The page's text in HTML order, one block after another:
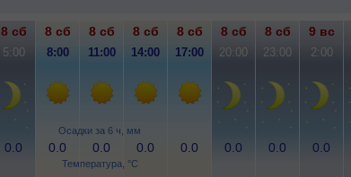
Осадки за 6 ч, мм
Температура, °C
8 сб 8 сб 8 сб 8 сб 8 сб 8 сб 8 сб 9 вс
5:00 8:00 11:00 14:00 17:00 20:00 23:00 2:00
0.0 0.0 0.0 0.0 0.0 0.0 0.0 0.0